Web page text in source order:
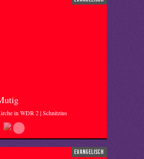
in WDR 2 | Schnitzius
evangelisch